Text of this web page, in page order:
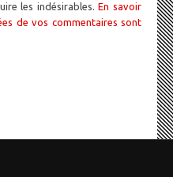
les indésirables.En savoir
de vos commentaires sont